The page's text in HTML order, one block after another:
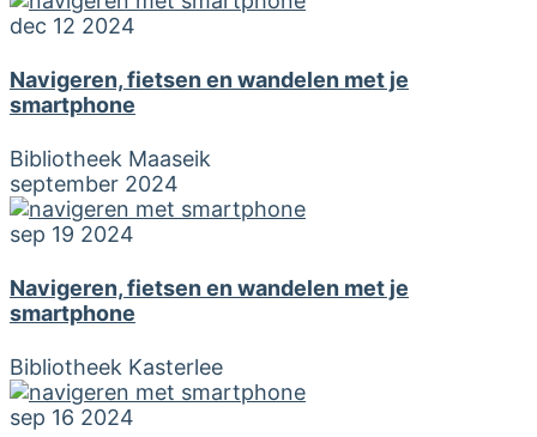
dec 12 2024
Navigeren, fietsen en wandelen met je
smartphone
Bibliotheek Maaseik
september 2024
sep 19 2024
Navigeren, fietsen en wandelen met je
smartphone
Bibliotheek Kasterlee
sep 16 2024